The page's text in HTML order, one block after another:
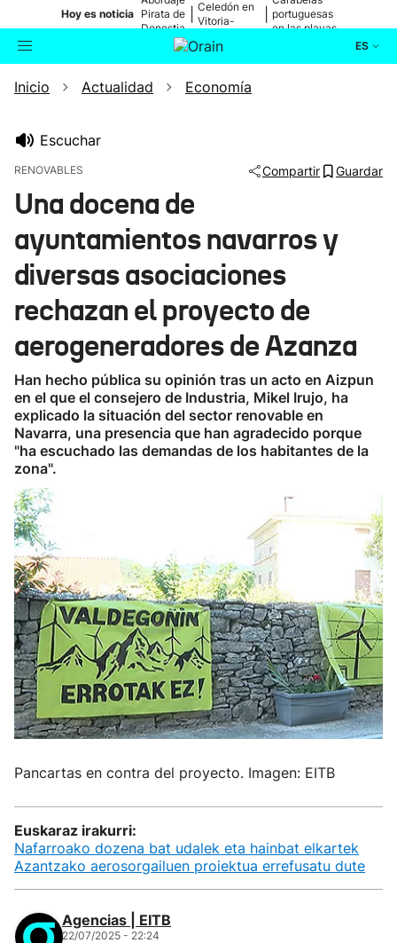
Hoy es noticia Pirata de
Donostia
Celedón en
Vitoria-
portuguesas
en las playas
ES
Buscador Actualidad
Ikusmiran
Eguraldia
Inicio Actualidad Economía
Escuchar
RENOVABLES Compartir Guardar
Una docena de
ayuntamientos navarros y
diversas asociaciones
rechazan el proyecto de
aerogeneradores de Azanza
Han hecho pública su opinión tras un acto en Aizpun
en el que el consejero de Industria, Mikel Irujo, ha
explicado la situación del sector renovable en
Navarra, una presencia que han agradecido porque
"ha escuchado las demandas de los habitantes de la
zona".
Pancartas en contra del proyecto. Imagen: EITB
Euskaraz irakurri:
Nafarroako dozena bat udalek eta hainbat elkartek
Azantzako aerosorgailuen proiektua errefusatu dute
Agencias | EITB
22/07/2025 - 22:24